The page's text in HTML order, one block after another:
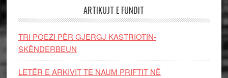
ARTIKUJT E FUNDIT
TRI POEZI PËR GJERGJ KASTRIOTIN-
SKËNDERBEUN
LETËR E ARKIVIT TE NAUM PRIFTIT NË